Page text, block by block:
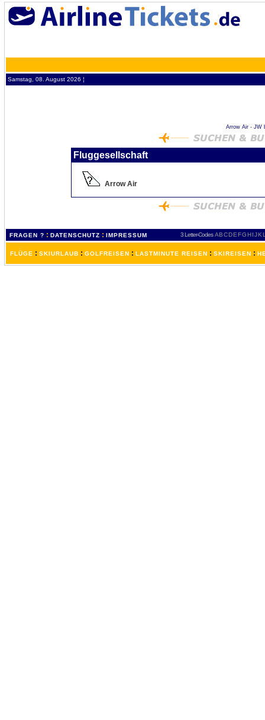
Samstag, 08. August 2026 ¦
Arrow Air - JW
Fluggesellschaft
Arrow Air
FRAGEN ? : DATENSCHUTZ : IMPRESSUM 3 Letter-Codes ABCDEFGH IJKL
FLÜGE : SKIURLAUB : GOLFREISEN : LASTMINUTE REISEN : SKIREISEN :